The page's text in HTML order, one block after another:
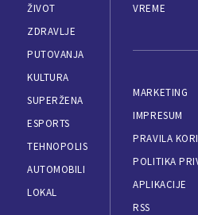
ŽIVOT
ZDRAVLJE
PUTOVANJA
KULTURA
SUPERŽENA
ESPORTS
TEHNOPOLIS
AUTOMOBILI
LOKAL
VREME
MARKETING
IMPRESUM
PRAVILA
POLITIKA
APLIKACIJE
RSS